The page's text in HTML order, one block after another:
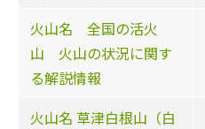
火山名 全国の活火
山 火山の状況に関す
る解説情報
火山名 草津白根山（白